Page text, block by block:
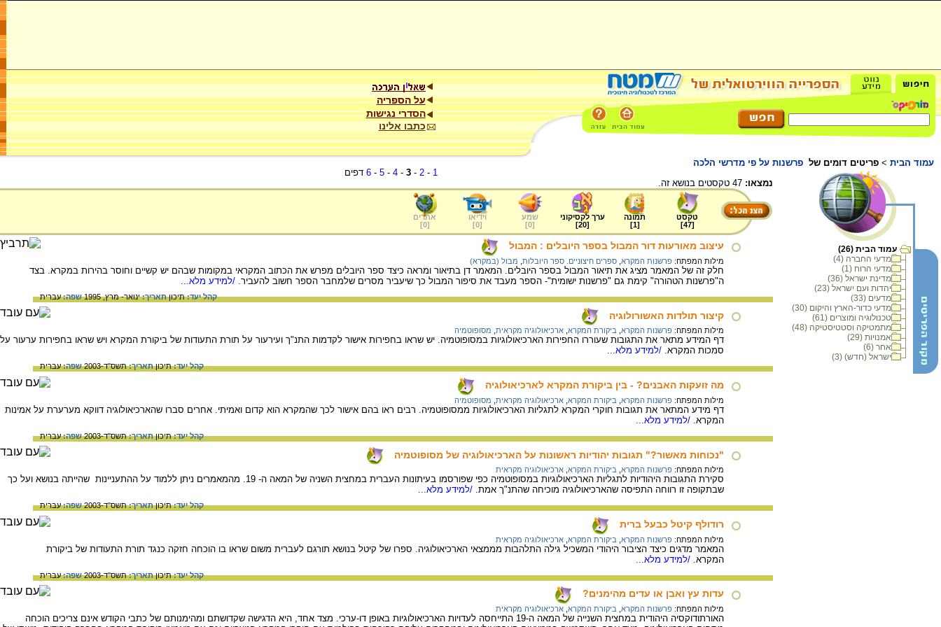
על הספריה
הסדרי נגישות
כתבו אלינו
עמוד הבית > פריטים דומים של פרשנות על פי מדרשי הלכה
עמוד הבית (26)
מדעי החברה (4)
מדעי הרוח (1)
מדינת ישראל (36)
יהדות ועם ישראל (23)
מדעים (33)
מדעי כדור-הארץ והיקום (30)
טכנולוגיה ומוצרים (61)
מתמטיקה וסטטיסטיקה (48)
אמנויות (29)
אחר (6)
ישראל (חדש) (3)
1
-
2
-
3
-
4
-
5
-
6 דפים
נמצאו:
טקסט
[
47
]
תמונה
[
1
]
ערך לקסיקוני
[
20
]
שמע
[
0
]
וידיאו
[
0
]
אתרים
[
0
]
עיצוב מאורעות דור המבול בספר היובלים : המבול
מילות המפתח: פרשנות המקרא ספרים חיצוניים. ספר היובלות מבול (במקרא)
חלק זה של המאמר מציג את תיאור המבול בספר היובלים. המאמר דן בתיאור ומראה כיצד ספר היובלים מפרש את הכתוב המקראי במקומות שבהם יש קשיים וחוסר בהירות במקרא. בצד
ה"פרשנות הטהורה" קימת גם "פרשנות ישומית"- הספר מעבד את סיפור המבול כך שיעביר מסרים שלמחבר הספר חשוב להעביר. /למידע מלא...
קהל יעד:תיכוןתאריך:ינואר- מרץ, 1995 שפה:עברית
קיצור תולדות האשורולוגיה
מילות המפתח: פרשנות המקרא ביקורת המקרא ארכיאולוגיה מקראית מסופוטמיה
דף המידע מתאר את התגובות שעוררו החפירות הארכיאולוגיות במסופוטמיה. יש שראו בחפירות אישור לקדמות התנ"ך ועירעור על תורת התעודות של ביקורת המקרא ויש שראו בחפירות ערעור על
סמכות המקרא. /למידע מלא...
קהל יעד:תיכוןתאריך:תשס"ד-2003 שפה:עברית
מה זועקות האבנים? - בין ביקורת המקרא לארכיאולוגיה
מילות המפתח: פרשנות המקרא ביקורת המקרא ארכיאולוגיה מקראית מסופוטמיה
דף מידע המתאר את תגובות חוקרי המקרא לתגליות הארכיאולוגיות ממסופוטמיה. רבים ראו בהם אישור לכך שהמקרא הוא קדום ואמיתי. אחרים סברו שהארכיאולוגיה דווקא מערערת על אמינות
המקרא. /למידע מלא...
קהל יעד:תיכוןתאריך:תשס"ד-2003 שפה:עברית
"נכוחות מאשור?" תגובות יהודיות ראשונות על הארכיאולוגיה של מסופוטמיה
מילות המפתח: פרשנות המקרא ביקורת המקרא ארכיאולוגיה מקראית
סקירת התגובות היהודיות לתגליות הארכיאולוגיות במסופוטמיה כפי שפורסמו בעיתונות העברית במחצית השניה של המאה ה- 19. מהמאמרים ניתן ללמוד על ההתעניינות שהייתה בנושא ועל כך
שבתקופה זו רווחה התפיסה שהארכיאולוגיה מוכיחה שהתנ"ך אמת. /למידע מלא...
קהל יעד:תיכוןתאריך:תשס"ד-2003 שפה:עברית
רודולף קיטל כבעל ברית
מילות המפתח: פרשנות המקרא ביקורת המקרא ארכיאולוגיה מקראית
המאמר מדגים כיצד הציבור היהודי המשכיל גילה התלהבות מממצאי הארכיאולוגיה. ספרו של קיטל בנושא תורגם לעברית משום שראו בו הוכחה חזקה כנגד תורת התעודות של ביקורת
המקרא. /למידע מלא...
קהל יעד:תיכוןתאריך:תשס"ד-2003 שפה:עברית
עדות עץ ואבן או עדים מהימנים?
מילות המפתח: פרשנות המקרא ביקורת המקרא ארכיאולוגיה מקראית
האורתודוקסיה היהודית במחצית השנייה של המאה ה-19 התייחסה לעדויות הארכיאולוגיות באופן דו-ערכי. מצד אחד, היא הדגישה שקדושתם ומהימנותם של כתבי הקודש אינם צריכים הוכחה